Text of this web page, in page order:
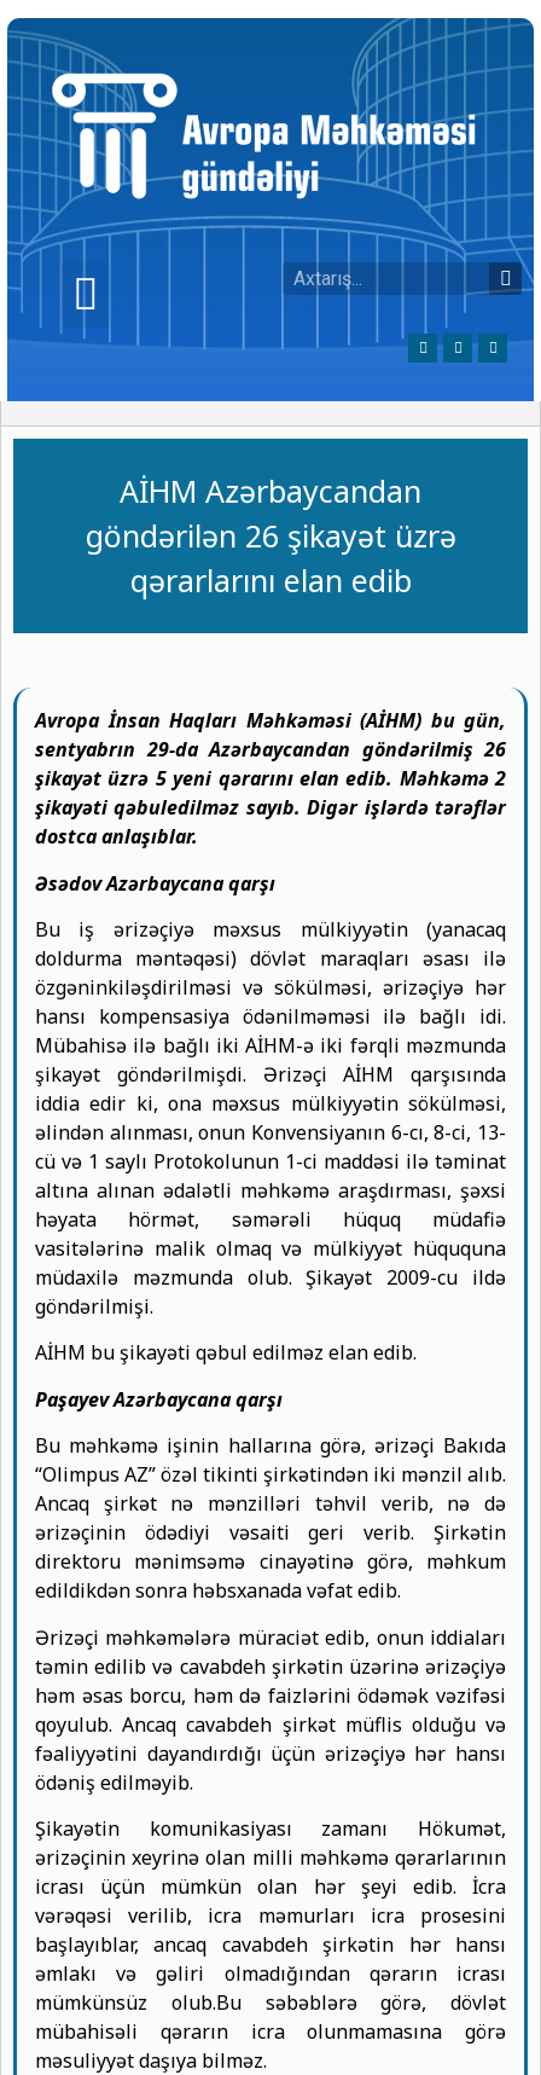
AİHM Azərbaycandan
göndərilən 26 şikayət üzrə
qərarlarını elan edib
Avropa İnsan Haqları Məhkəməsi (AİHM) bu gün,
sentyabrın 29-da Azərbaycandan göndərilmiş 26
şikayət üzrə 5 yeni qərarını elan edib. Məhkəmə2
şikayəti qəbuledilməz sayıb. Digər işlərdə tərəflər
dostca anlaşıblar.
Əsədov Azərbaycana qarşı
Bu iş ərizəçiyə məxsus mülkiyyətin (yanacaq
doldurma məntəqəsi) dövlət maraqları əsası ilə
özgəninkiləşdirilməsi və sökülməsi, ərizəçiyə hər
hansı kompensasiya ödənilməməsi ilə bağlı idi.
Mübahisə ilə bağlı iki AİHM-ə iki fərqli məzmunda
şikayət göndərilmişdi. Ərizəçi AİHM qarşısında
iddia edir ki, ona məxsus mülkiyyətin sökülməsi,
əlindən alınması, onun Konvensiyanın 6-cı, 8-ci, 13-
cü və 1 saylı Protokolunun 1-ci maddəsi ilə təminat
altına alınan ədalətli məhkəmə araşdırması, şəxsi
həyata hörmət, səmərəli hüquq müdafiə
vasitələrinə malik olmaq və mülkiyyət hüququna
müdaxilə məzmunda olub. Şikayət 2009-cu ildə
göndərilmişi.
AİHM bu şikayəti qəbul edilməz elan edib.
Paşayev Azərbaycana qarşı
Bu məhkəmə işinin hallarına görə, ərizəçi Bakıda
“Olimpus AZ” özəl tikinti şirkətindən iki mənzil alıb.
Ancaq şirkət nə mənzilləri təhvil verib, nə də
ərizəçinin ödədiyi vəsaiti geri verib. Şirkətin
direktoru mənimsəmə cinayətinə görə, məhkum
edildikdən sonra həbsxanada vəfat edib.
Ərizəçi məhkəmələrə müraciət edib, onun iddiaları
təmin edilib və cavabdeh şirkətin üzərinə ərizəçiyə
həm əsas borcu, həm də faizlərini ödəmək vəzifəsi
qoyulub. Ancaq cavabdeh şirkət müflis olduğu və
fəaliyyətini dayandırdığı üçün ərizəçiyə hər hansı
ödəniş edilməyib.
Şikayətin komunikasiyası zamanı Hökumət,
ərizəçinin xeyrinə olan milli məhkəmə qərarlarının
icrası üçün mümkün olan hər şeyi edib. İcra
vərəqəsi verilib, icra məmurları icra prosesini
başlayıblar, ancaq cavabdeh şirkətin hər hansı
əmlakı və gəliri olmadığından qərarın icrası
mümkünsüz olub.Bu səbəblərə görə, dövlət
mübahisəli qərarın icra olunmamasına görə
məsuliyyət daşıya bilməz.